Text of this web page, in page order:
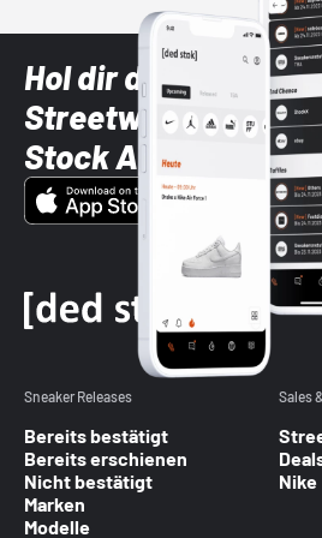
Hol dir die
Streetwear-Brands
Stock App
Sneaker Releases
Bereits bestätigt
Bereits erschienen
Nicht bestätigt
Marken
Modelle
Sales
Nike